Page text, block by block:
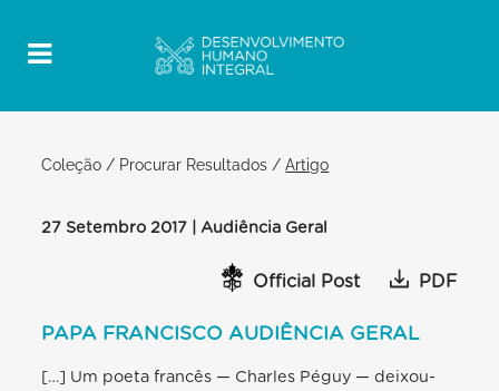
Coleção / Procurar Resultados /Artigo
27 Setembro 2017 | Audiência Geral
Official Post PDF
PAPA FRANCISCO AUDIÊNCIA GERAL
[…] Um poeta francês — Charles Péguy — deixou-